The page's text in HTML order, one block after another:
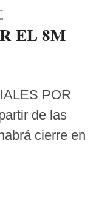
EL 8M
POR
de las
cierre en